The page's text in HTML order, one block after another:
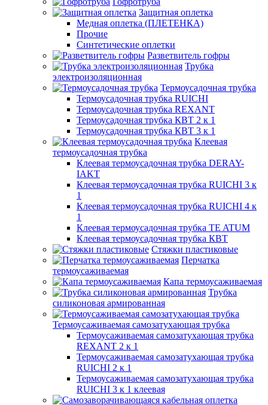
Защитная оплетка
Медная оплетка (ПЛЕТЕНКА)
Прочие
Синтетические оплетки
Разветвитель гофры
Трубка
электроизоляционная
Термоусадочная трубка
Термоусадочная трубка RUICHI
Термоусадочная трубка REXANT
Термоусадочная трубка КВТ 2 к 1
Термоусадочная трубка КВТ 3 к 1
Клеевая
термоусадочная трубка
Клеевая термоусадочная трубка DERAY-
IAKT
Клеевая термоусадочная трубка RUICHI 3 к
1
Клеевая термоусадочная трубка RUICHI 4 к
1
Клеевая термоусадочная трубка TE ATUM
Клеевая термоусадочная трубка КВТ
Стяжки пластиковые
Перчатка
термоусаживаемая
Капа термоусаживаемая
Трубка
силиконовая армированная
Термоусаживаемая самозатухающая трубка
Термоусаживаемая самозатухающая трубка
REXANT 2 к 1
Термоусаживаемая самозатухающая трубка
RUICHI 2 к 1
Термоусаживаемая самозатухающая трубка
RUICHI 3 к 1 клеевая